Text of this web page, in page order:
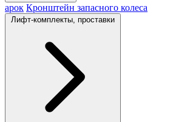
арок Кронштейн запасного колеса
Лифт-комплекты, проставки